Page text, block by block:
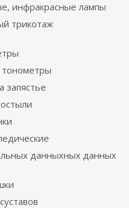
инфракрасные лампы
трикотаж
запястье
данныхных данных